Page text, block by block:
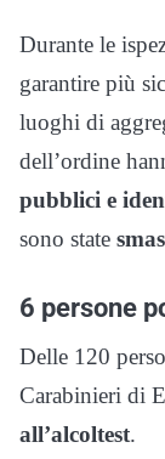
Durante le
garantire più
luoghi di
dell’ordine
pubblici e
sono state
6 persone
Delle 120
Carabinieri di
all’alcoltest.